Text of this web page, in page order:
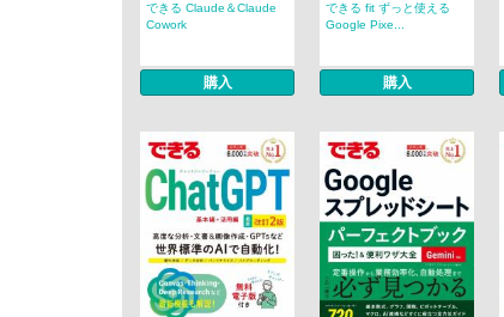
できる Claude＆Claude
Cowork
購入
できる fit ずっと使える
Google Pixe...
購入